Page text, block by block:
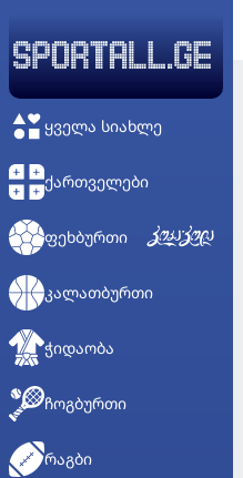
ᲧᲕᲔᲚᲐ ᲡᲘᲐᲮᲚᲔ
ᲥᲐᲠᲗᲕᲔᲚᲔᲑᲘ
ᲤᲔᲮᲑᲣᲠᲗᲘ
ᲙᲐᲚᲐᲗᲑᲣᲠᲗᲘ
ᲭᲘᲓᲐᲝᲑᲐ
ᲩᲝᲒᲑᲣᲠᲗᲘ
ᲠᲐᲒᲑᲘ